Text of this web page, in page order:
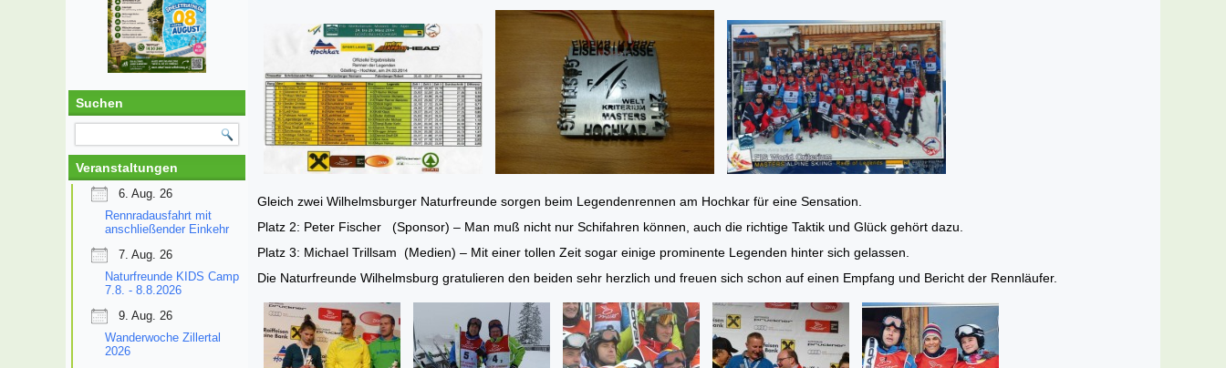
Suchen
Veranstaltungen
6. Aug. 26
Rennradausfahrt mit
anschließender Einkehr
7. Aug. 26
Naturfreunde KIDS Camp
7.8. - 8.8.2026
9. Aug. 26
Wanderwoche Zillertal
2026
Gleich zwei Wilhelmsburger Naturfreunde sorgen beim Legendenrennen am Hochkar für eine Sensation.
Platz 2: Peter Fischer (Sponsor) – Man muß nicht nur Schifahren können, auch die richtige Taktik und Glück gehört dazu.
Platz 3: Michael Trillsam (Medien) – Mit einer tollen Zeit sogar einige prominente Legenden hinter sich gelassen.
Die Naturfreunde Wilhelmsburg gratulieren den beiden sehr herzlich und freuen sich schon auf einen Empfang und Bericht der Rennläufer.